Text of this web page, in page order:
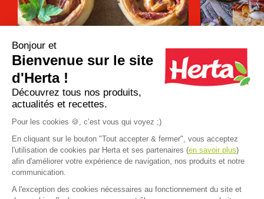
Apéro dînatoire : que faire avec une
pâte à pizza ?
12 recettes
pour un
Accueil Nos produits Croque monsieur hertar tendre croc
Bonjour et
Bienvenue sur le site
d'Herta !
Découvrez tous nos produits,
actualités et recettes.
Pour les cookies 🍪, c’est vous qui voyez ;)
En cliquant sur le bouton "Tout accepter & fermer", vous acceptez
l'utilisation de cookies par Herta et ses partenaires (en savoir plus)
afin d'améliorer votre expérience de navigation, nos produits et notre
communication.
A l'exception des cookies nécessaires au fonctionnement du site et